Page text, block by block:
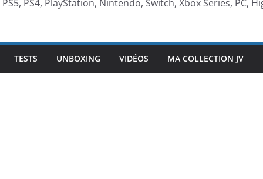
PS4, PlayStation, Nintendo, Switch, Xbox Series, PC,
TESTS UNBOXING VIDÉOS MA COLLECTION JV